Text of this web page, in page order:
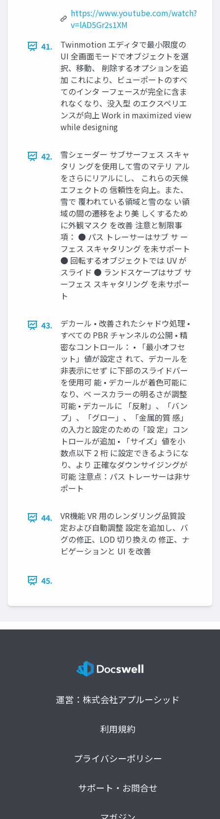
https://www.youtube.com/watch?
v=lAD5Gr2s1XM
41.
Twinmotion エディタで最小限度の
UI 全画面モードでオブジェクトを選
択、移動、 削除するオプションを追
加 これにより、ビューポートのすべ
てのインタ ーフェースが完全に含ま
れなくなり、没入型 のエクスペリエ
ンスが向上 Work in maximized view
while designing
42.
雪シェーダー サブサーフェス スキャ
タリ ングを使用して雪のマテリ アル
をさらにリアルにし、 これらの天候
エフェクトの 信頼性を向上。また、
雪で 覆われている領域と雪のな い領
域の間の遷移をより美 しくするため
に外観マスク を改善 注意と制限事
項： ● パス トレーサーはサブ サ ー
フェス スキャタリング を未サポート
● 回転するオブジェクトでは UV が
スライド ● ランドスケープはサブ サ
ーフェス スキャタリング を未サポー
ト
43.
デカール • 改善されたシャドウ処理 •
すべての PBR チャンネルの公開 • 精
密なコントロール： • 「最小オフセ
ット」値が設定さ れて、デカールを
非表示にせず に下部のスライドバー
を使用可 能 • デカールが着色可能に
なり、ベ ースカラーの明るさが調整
可能 • デカールに 「反射」、「バン
プ」、「グロー」、「金属的質 感」
の入力と設定のための「設 定」コン
トロールが追加 • 「サイズ」値を小
数点以下 2 桁 に設定できるようにな
り、より 正確なダウンサイジングが
可能 注意点：パス トレーサーは非サ
ポート
44.
VR機能 VR 用のレンダリング品質設
定および自動調整 設定を追加し、バ
グの修正、LOD 切り換えの 修正、ナ
ビゲーションと UI を改善
45.
運営：株式会社アプルーシッド
利用規約
プライバシーポリシー
サポート・お問合せ